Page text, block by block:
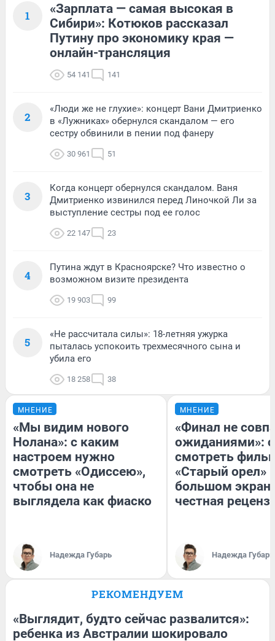
1
«Зарплата — самая высокая в
Сибири»: Котюков рассказал
Путину про экономику края —
онлайн-трансляция
54 141 141
2
«Люди же не глухие»: концерт Вани Дмитриенко
в «Лужниках» обернулся скандалом — его
сестру обвинили в пении под фанеру
30 961 51
3
Когда концерт обернулся скандалом. Ваня
Дмитриенко извинился перед Линочкой Ли за
выступление сестры под ее голос
22 147 23
4
Путина ждут в Красноярске? Что известно о
возможном визите президента
19 903 99
5
«Не рассчитала силы»: 18-летняя ужурка
пыталась успокоить трехмесячного сына и
убила его
18 258 38
МНЕНИЕ
«Мы видим нового
Нолана»: с каким
настроем нужно
смотреть «Одиссею»,
чтобы она не
выглядела как фиаско
Надежда Губарь
МНЕНИЕ
«Финал не
ожиданиями»:
смотреть
«Старый орел»
большом
честная
Надежда Губарь
РЕКОМЕНДУЕМ
«Выглядит, будто сейчас развалится»:
ребенка из Австралии шокировало